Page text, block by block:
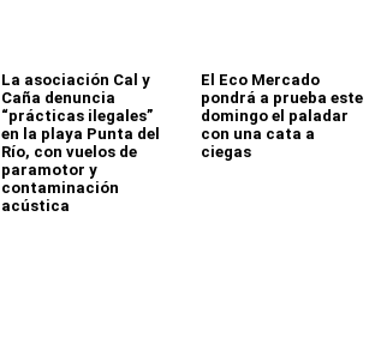
La asociación Cal y
Caña denuncia
“prácticas ilegales”
en la playa Punta del
Río, con vuelos de
paramotor y
contaminación
acústica
El Eco Mercado
pondrá a prueba este
domingo el paladar
con una cata a
ciegas